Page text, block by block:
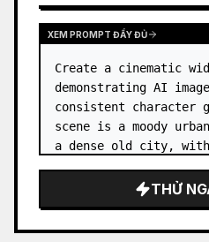
XEM PROMPT ĐẦY ĐỦ
Create a cinematic
demonstrating AI
consistent character
scene is a moody
a dense old city,
moving cars, soft
THỬ